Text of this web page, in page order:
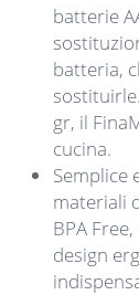
batterie
batteria,
gr, il
cucina.
Semplice
materiali
BPA
design